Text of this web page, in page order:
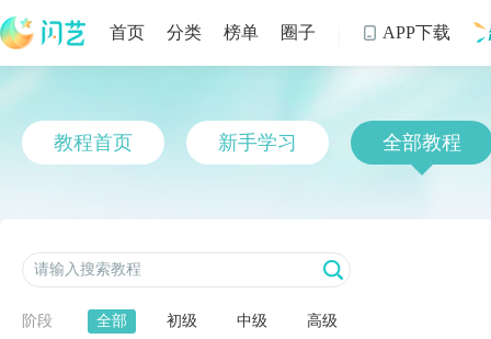
首页 分类 榜单 圈子  APP下载
教程首页 新手学习 全部教程
阶段 全部 初级 中级 高级